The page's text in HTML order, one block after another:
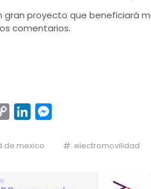
gran proyecto que beneficiará
comentarios.
Copy
LinkedIn
de mexico electromovilidad